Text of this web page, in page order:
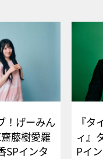
！げーみん
藤樹愛羅
SPインタ
『
ィ』
P